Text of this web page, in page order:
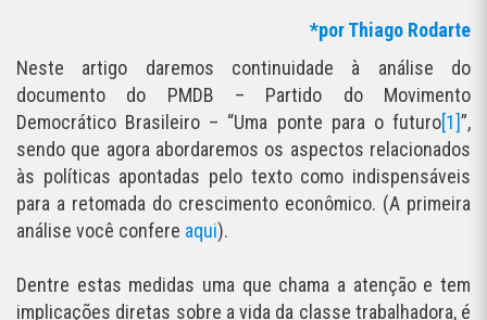
*por Thiago Rodarte
Neste artigo daremos continuidade à análise do
documento do PMDB – Partido do Movimento
Democrático Brasileiro – “Uma ponte para o futuro[1]”,
sendo que agora abordaremos os aspectos relacionados
às políticas apontadas pelo texto como indispensáveis
para a retomada do crescimento econômico. (A primeira
análise você confere aqui).
Dentre estas medidas uma que chama a atenção e tem
implicações diretas sobre a vida da classe trabalhadora, é